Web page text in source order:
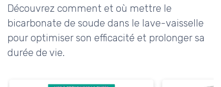
Découvrez comment et où mettre le
bicarbonate de soude dans le lave-vaisselle
pour optimiser son efficacité et prolonger sa
durée de vie.